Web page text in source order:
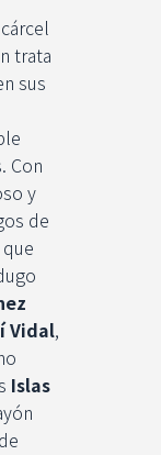
trata
sus
Con
y
de
Vidal,
Islas